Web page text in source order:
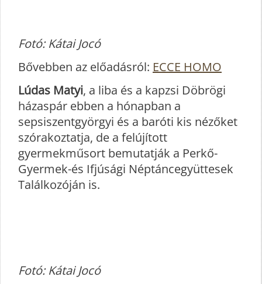
Fotó: Kátai Jocó
Bővebben az előadásról: ECCE HOMO
Lúdas Matyi, a liba és a kapzsi Döbrögi
házaspár ebben a hónapban a
sepsiszentgyörgyi és a baróti kis nézőket
szórakoztatja, de a felújított
gyermekműsort bemutatják a Perkő-
Gyermek-és Ifjúsági Néptáncegyüttesek
Találkozóján is.
Fotó: Kátai Jocó